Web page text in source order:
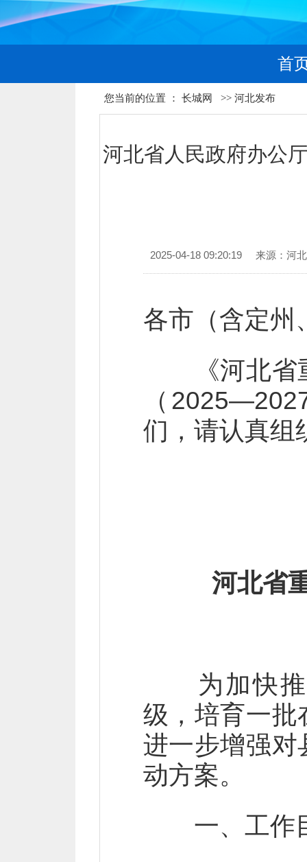
首
您当前的位置 ： 长城网 >> 河北发布
河北省人民政府办公
2025-04-18 09:20:19 来源：河
各市（含定州
《河北省重
（
们，请认真组
河北省
为加快推
级，培育一批
进一步增强对
动方案。
一、工作